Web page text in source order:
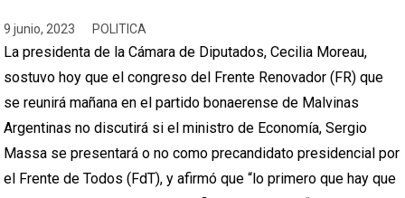
9 junio, 2023 POLITICA
La presidenta de la Cámara de Diputados, Cecilia Moreau,
sostuvo hoy que el congreso del Frente Renovador (FR) que
se reunirá mañana en el partido bonaerense de Malvinas
Argentinas no discutirá si el ministro de Economía, Sergio
Massa se presentará o no como precandidato presidencial por
el Frente de Todos (FdT), y afirmó que “lo primero que hay que